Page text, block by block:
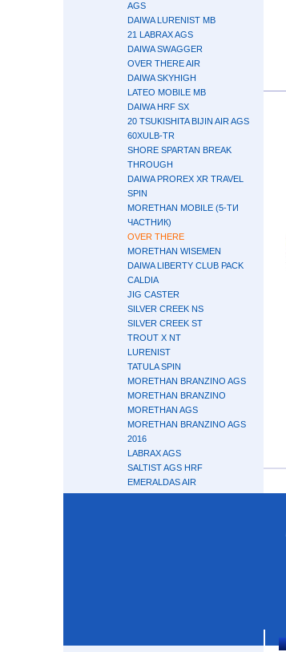
AGS
DAIWA LURENIST MB
21 LABRAX AGS
DAIWA SWAGGER
OVER THERE AIR
DAIWA SKYHIGH
LATEO MOBILE MB
DAIWA HRF SX
20 TSUKISHITA BIJIN AIR AGS
60XULB-TR
SHORE SPARTAN BREAK
THROUGH
DAIWA PROREX XR TRAVEL
SPIN
MORETHAN MOBILE (5-ТИ
ЧАСТНИК)
OVER THERE
MORETHAN WISEMEN
DAIWA LIBERTY CLUB PACK
CALDIA
JIG CASTER
SILVER CREEK NS
SILVER CREEK ST
TROUT X NT
LURENIST
TATULA SPIN
MORETHAN BRANZINO AGS
MORETHAN BRANZINO
MORETHAN AGS
MORETHAN BRANZINO AGS
2016
LABRAX AGS
SALTIST AGS HRF
EMERALDAS AIR
LAZY